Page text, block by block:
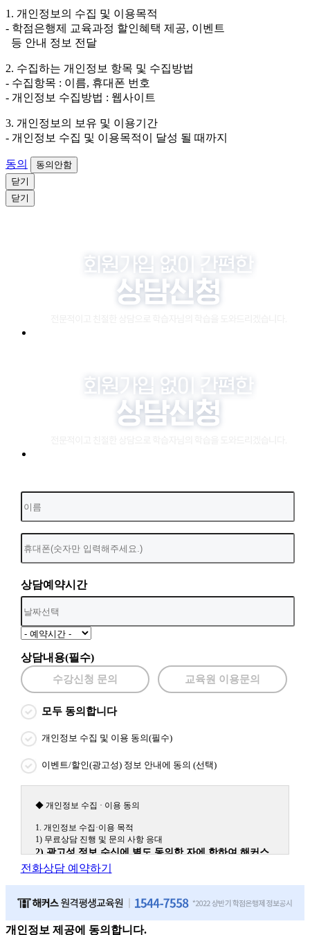
외하고는 회원탈퇴 시까지 이용 및 보관합니다. 단, 비회
원이거나 상담 시로부터 3년 이내 탈퇴하는 자의 경우,
소비자 불만 또는 분쟁처리를 위해 3년간 보관합니다.
의 경우에는 상담 신청이 제한됩니다.
1. 개인정보의 수집 및 이용목적
- 학점은행제 교육과정 할인혜택 제공, 이벤트
등 안내 정보 전달
2. 수집하는 개인정보 항목 및 수집방법
- 수집항목 : 이름, 휴대폰 번호
- 개인정보 수집방법 : 웹사이트
3. 개인정보의 보유 및 이용기간
- 개인정보 수집 및 이용목적이 달성 될 때까지
동의
동의안함
닫기
닫기
상담예약시간
상담내용(필수)
수강신청 문의 교육원 이용문의
모두 동의합니다
개인정보 수집 및 이용 동의(필수)
이벤트/할인(광고성) 정보 안내에 동의 (선택)
◆ 개인정보 수집 · 이용 동의
1. 개인정보 수집·이용 목적
1) 무료상담 진행 및 문의 사항 응대
2) 광고성 정보 수신에 별도 동의한 자에 한하여 해커스
원격평생교육원을 비롯한 해커스 교육그룹의 새로운 서
(해커스교육그룹: 해커스인강, 해커스프랩, 해커스톡, 해커스중국
원, 해커스경찰, 해커스소방, 해커스공인중개사, 해커스주택관리
전화상담 예약하기
개인정보 제공에 동의합니다.